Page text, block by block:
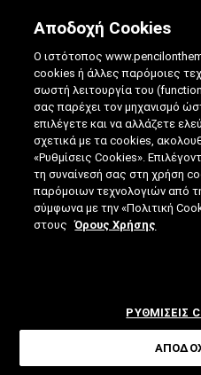
Ο
ΔΊΝΕΙ
01.07.2025|4
ΑΠΟ: ΒΊΚΥ
Αποδοχή Cookies
Ο ιστότοπος
cookies ή άλλες παρόμοιες
σωστή λειτουργία του
σας παρέχει τον μηχανισμό
επιλέγετε και να αλλάζετε
σχετικά με τα cookies,
«Ρυθμίσεις Cookies».
τη συναίνεσή σας στη χρήση
παρόμοιων τεχνολογιών από
σύμφωνα με την «Πολιτική
στους
Όρους Χρήσης
ΡΥΘΜΙΣΕΙΣ